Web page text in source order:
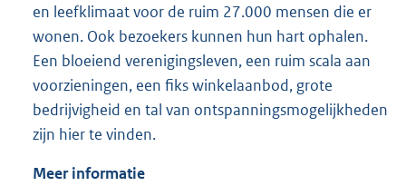
en leefklimaat voor de ruim 27.000 mensen die er
wonen. Ook bezoekers kunnen hun hart ophalen.
Een bloeiend verenigingsleven, een ruim scala aan
voorzieningen, een fiks winkelaanbod, grote
bedrijvigheid en tal van ontspanningsmogelijkheden
zijn hier te vinden.
Meer informatie